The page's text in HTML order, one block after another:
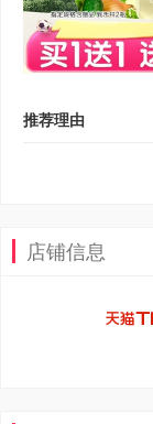
推荐理由
店铺信息